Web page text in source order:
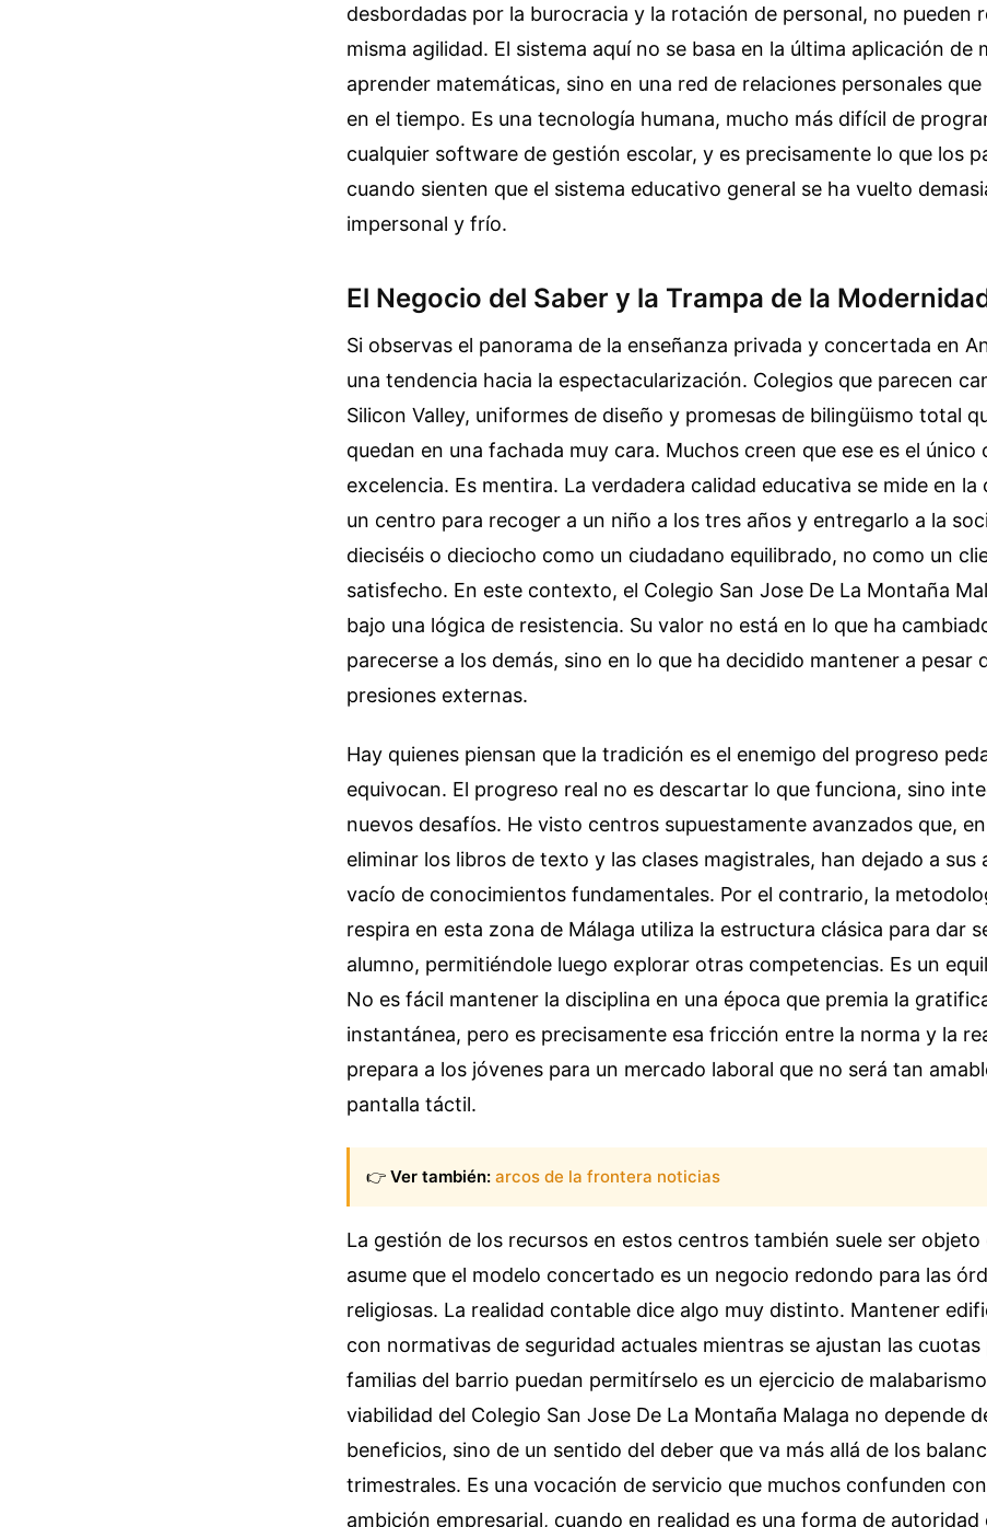
desbordadas por la burocracia y la rotación de personal, no pueden
misma agilidad. El sistema aquí no se basa en la última aplicación de
aprender matemáticas, sino en una red de relaciones personales que
en el tiempo. Es una tecnología humana, mucho más difícil de
cualquier software de gestión escolar, y es precisamente lo que los
cuando sienten que el sistema educativo general se ha vuelto
impersonal y frío.
El Negocio del Saber y la Trampa de la
Si observas el panorama de la enseñanza privada y concertada en
una tendencia hacia la espectacularización. Colegios que parecen
Silicon Valley, uniformes de diseño y promesas de bilingüismo total
quedan en una fachada muy cara. Muchos creen que ese es el único
excelencia. Es mentira. La verdadera calidad educativa se mide en la
un centro para recoger a un niño a los tres años y entregarlo a la
dieciséis o dieciocho como un ciudadano equilibrado, no como un
satisfecho. En este contexto, el Colegio San Jose De La Montaña
bajo una lógica de resistencia. Su valor no está en lo que ha
parecerse a los demás, sino en lo que ha decidido mantener a pesar
presiones externas.
Hay quienes piensan que la tradición es el enemigo del progreso
equivocan. El progreso real no es descartar lo que funciona, sino
nuevos desafíos. He visto centros supuestamente avanzados que,
eliminar los libros de texto y las clases magistrales, han dejado a sus
vacío de conocimientos fundamentales. Por el contrario, la
respira en esta zona de Málaga utiliza la estructura clásica para dar
alumno, permitiéndole luego explorar otras competencias. Es un
No es fácil mantener la disciplina en una época que premia la
instantánea, pero es precisamente esa fricción entre la norma y la
prepara a los jóvenes para un mercado laboral que no será tan
pantalla táctil.
👉 Ver también: arcos de la frontera noticias
La gestión de los recursos en estos centros también suele ser objeto
asume que el modelo concertado es un negocio redondo para las
religiosas. La realidad contable dice algo muy distinto. Mantener
con normativas de seguridad actuales mientras se ajustan las cuotas
familias del barrio puedan permitírselo es un ejercicio de
viabilidad del Colegio San Jose De La Montaña Malaga no depende
beneficios, sino de un sentido del deber que va más allá de los
trimestrales. Es una vocación de servicio que muchos confunden
ambición empresarial, cuando en realidad es una forma de autoridad